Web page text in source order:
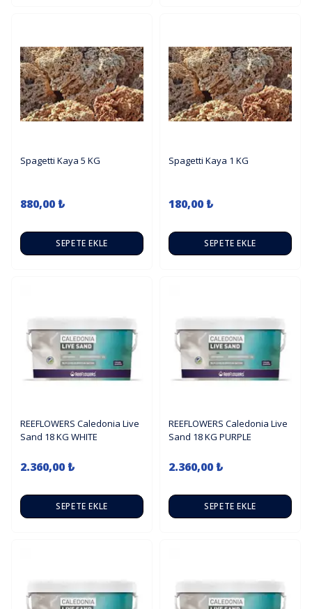
Spagetti Kaya 5 KG
880,00 ₺
SEPETE EKLE
Spagetti Kaya 1 KG
180,00 ₺
SEPETE EKLE
REEFLOWERS Caledonia Live
Sand 18 KG WHITE
2.360,00 ₺
SEPETE EKLE
REEFLOWERS Caledonia Live
Sand 18 KG PURPLE
2.360,00 ₺
SEPETE EKLE